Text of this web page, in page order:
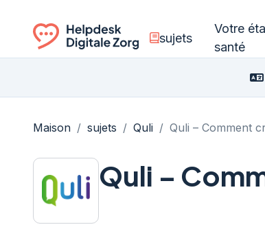
Ga naar de homepagina
sujets
Votre
santé
Maison / sujets / Quli / Quli – Comment
Quli –